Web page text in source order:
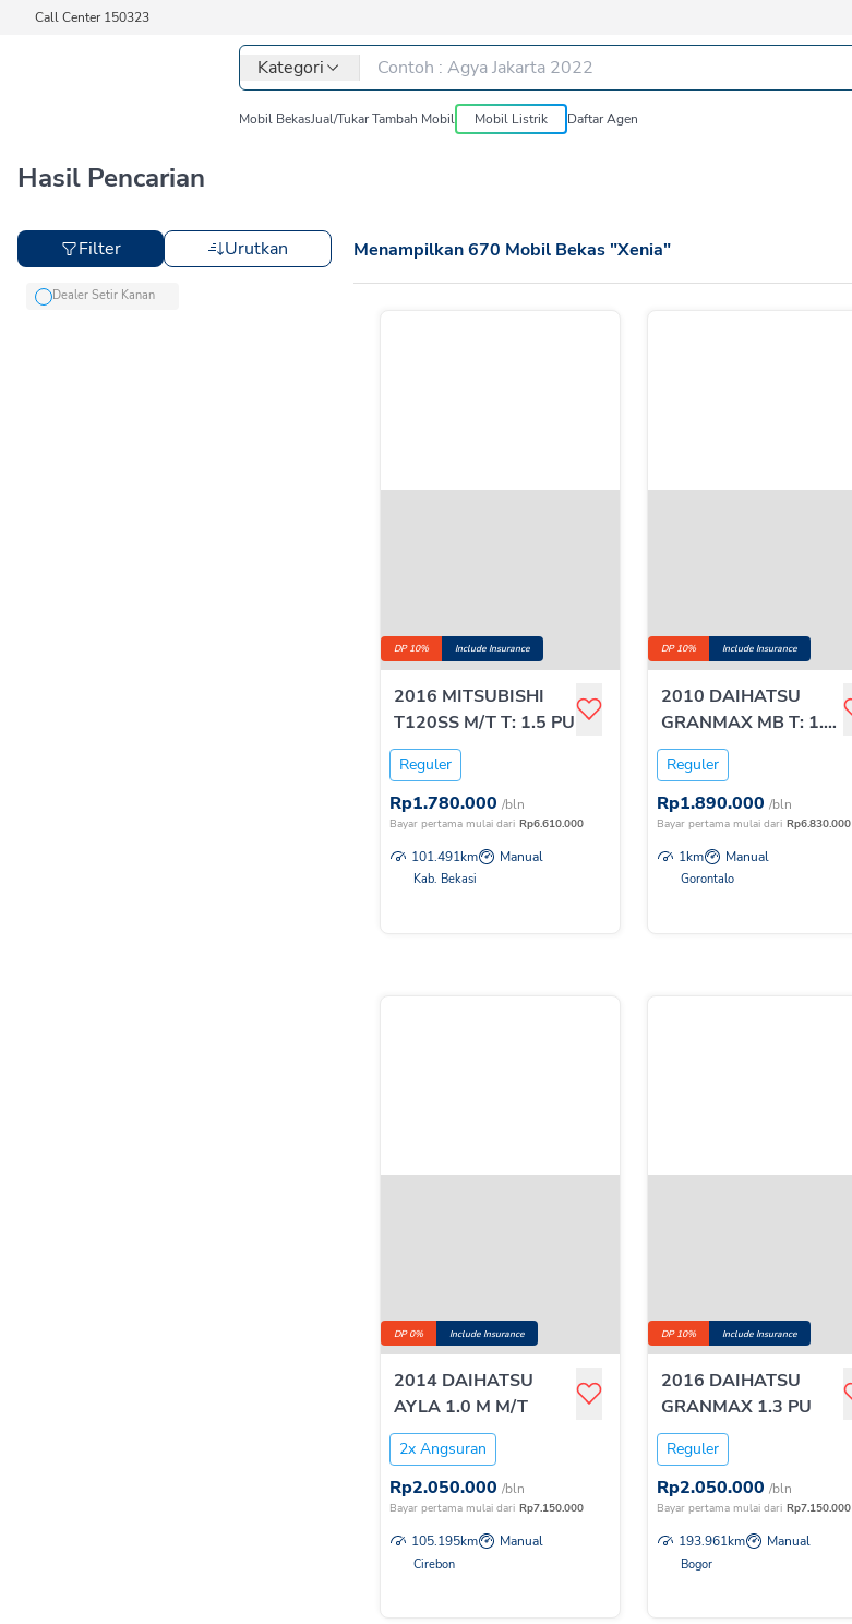
Call Center 150323
Kategori
Mobil BekasJual/Tukar Tambah Mobil Mobil Listrik Daftar Agen
Hasil Pencarian
Filter Urutkan
Dealer Setir Kanan
Menampilkan670 Mobil Bekas"Xenia"
DP 10% Include Insurance
2016 MITSUBISHI
T120SS M/T T: 1.5 PU
Reguler
Rp1.780.000 /bln
Bayar pertama mulai dari Rp6.610.000
101.491km Manual
Kab. Bekasi
DP 10% Include Insurance
2010 DAIHATSU
GRANMAX MB T: 1.3
M/T
Reguler
Rp1.890.000 /bln
Bayar pertama mulai dari Rp6.830.000
1km Manual
Gorontalo
DP 0% Include Insurance
2014 DAIHATSU
AYLA 1.0 M M/T
2x Angsuran
Rp2.050.000 /bln
Bayar pertama mulai dari Rp7.150.000
105.195km Manual
Cirebon
DP 10% Include Insurance
2016 DAIHATSU
GRANMAX 1.3 PU
Reguler
Rp2.050.000 /bln
Bayar pertama mulai dari Rp7.150.000
193.961km Manual
Bogor